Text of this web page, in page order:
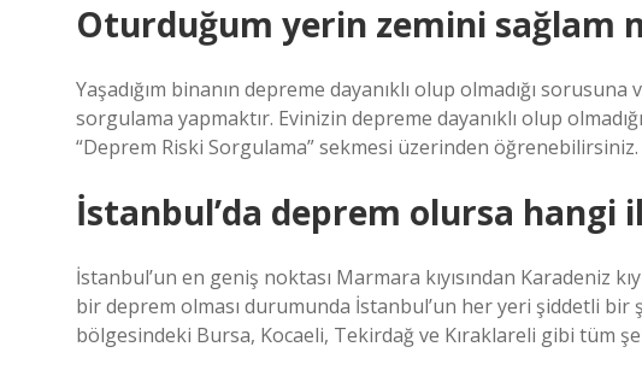
Oturduğum yerin zemini sağlam
Yaşadığım binanın depreme dayanıklı olup olmadığı
sorgulama yapmaktır. Evinizin depreme dayanıklı olup
“Deprem Riski Sorgulama” sekmesi üzerinden öğrenebilirsiniz.
İstanbul’da deprem olursa hangi
İstanbul’un en geniş noktası Marmara kıyısından Karadeniz
bir deprem olması durumunda İstanbul’un her yeri şiddetli bir
bölgesindeki Bursa, Kocaeli, Tekirdağ ve Kıraklareli gibi tüm